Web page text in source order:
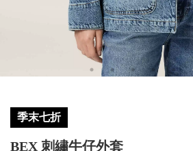
季末七折
BEX 刺繡牛仔外套